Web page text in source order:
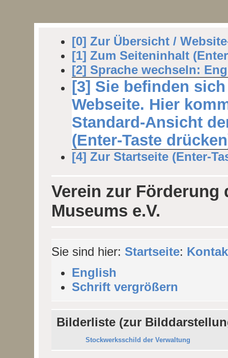
[0] Zur Übersicht /
[1] Zum Seiteninhalt
[2] Sprache wechseln:
[3] Sie befinden
Webseite. Hier
Standard-Ansicht
(Enter-Taste
[4] Zur Startseite (Enter-
Verein zur Förderung
Museums e.V.
Sie sind hier: Startseite:
English
Schrift vergrößern
Bilderliste (zur
Stockwerksschild der Verwaltung